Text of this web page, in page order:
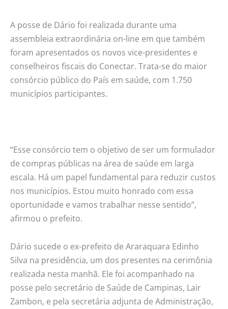
A posse de Dário foi realizada durante uma
assembleia extraordinária on-line em que também
foram apresentados os novos vice-presidentes e
conselheiros fiscais do Conectar. Trata-se do maior
consórcio público do País em saúde, com 1.750
municípios participantes.
“Esse consórcio tem o objetivo de ser um formulador
de compras públicas na área de saúde em larga
escala. Há um papel fundamental para reduzir custos
nos municípios. Estou muito honrado com essa
oportunidade e vamos trabalhar nesse sentido”,
afirmou o prefeito.
Dário sucede o ex-prefeito de Araraquara Edinho
Silva na presidência, um dos presentes na cerimônia
realizada nesta manhã. Ele foi acompanhado na
posse pelo secretário de Saúde de Campinas, Lair
Zambon, e pela secretária adjunta de Administração,